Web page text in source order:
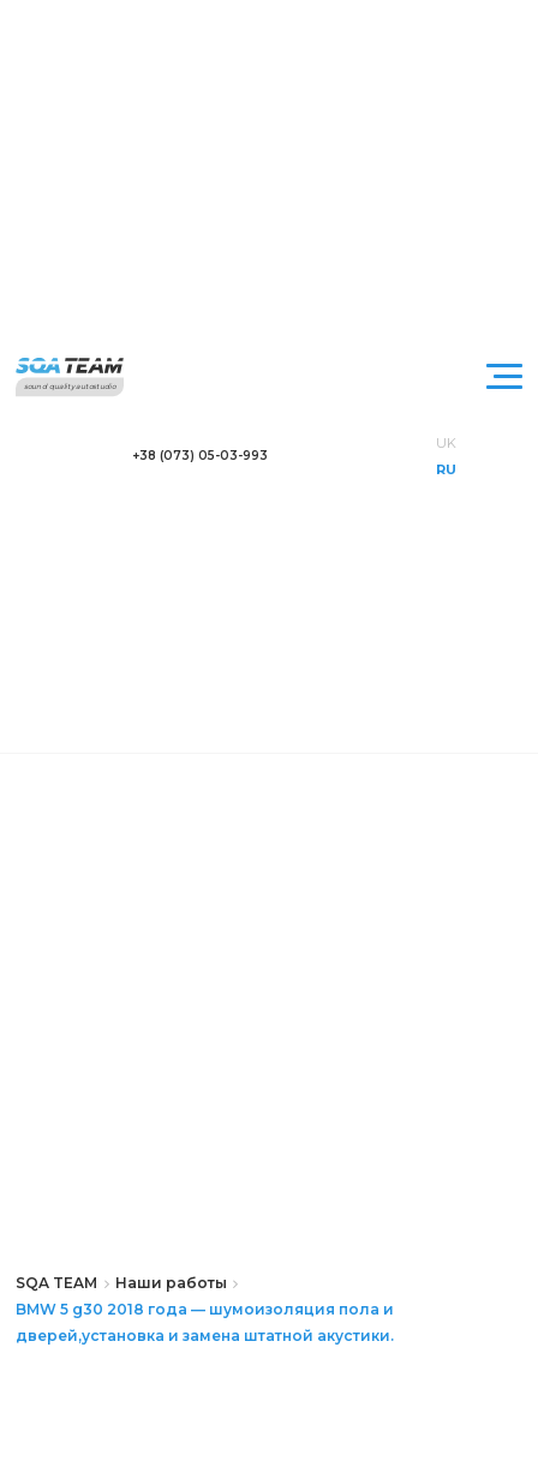
+38 (073) 05-03-993
UK
RU
sound quality autostudio
SQA TEAM
Наши работы
BMW 5 g30 2018 года — шумоизоляция пола и
дверей,установка и замена штатной акустики.